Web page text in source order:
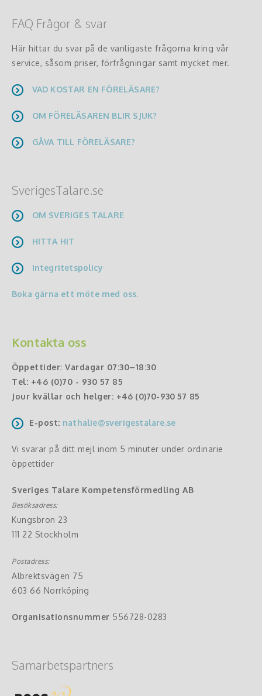
FAQ Frågor & svar
Här hittar du svar på de vanligaste frågorna kring vår
service, såsom priser, förfrågningar samt mycket mer.
VAD KOSTAR EN FÖRELÄSARE?
OM FÖRELÄSAREN BLIR SJUK?
GÅVA TILL FÖRELÄSARE?
SverigesTalare.se
OM SVERIGES TALARE
HITTA HIT
Integritetspolicy
Boka gärna ett möte med oss.
Kontakta oss
Öppettider: Vardagar 07:30–18:30
Tel: +46 (0)70 - 930 57 85
Jour kvällar och helger: +46 (0)70-930 57 85
E-post: nathalie@sverigestalare.se
Vi svarar på ditt mejl inom 5 minuter under ordinarie
öppettider
Sveriges Talare Kompetensförmedling AB
Besöksadress:
Kungsbron 23
111 22 Stockholm
Postadress:
Albrektsvägen 75
603 66 Norrköping
Organisationsnummer 556728-0283
Samarbetspartners